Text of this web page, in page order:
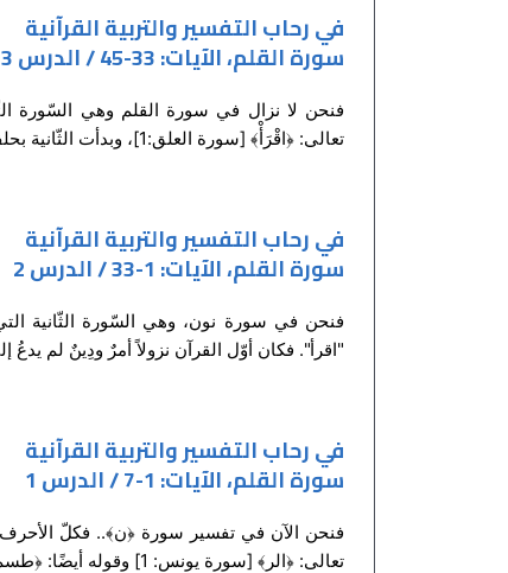
في رحاب التفسير والتربية القرآنية
سورة القلم، الآيات: 33-45 / الدرس 3
فنحن لا نزال في سورة القلم وهي السّورة
تعالى: ﴿اقْرَأْ﴾ [سورة العلق:1]، وبدأت الثّانية بحلف الله بالقلم وبالكتابة، وبتسمية...
في رحاب التفسير والتربية القرآنية
سورة القلم، الآيات: 1-33 / الدرس 2
فنحن في سورة نون، وهي السّورة الثّانية
"اقرأ". فكان أوّل القرآن نزولاً أمرٌ ودِينٌ لم يدعُ
في رحاب التفسير والتربية القرآنية
سورة القلم، الآيات: 1-7 / الدرس 1
تعالى: ﴿الر﴾ [سورة يونس: 1] وقوله أيضًا: ﴿طسم﴾ [سورة الشعراء:...